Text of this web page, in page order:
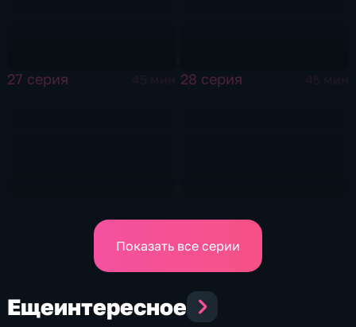
27 серия 45 мин 28 серия 45 мин
Показать все серии
Ещеинтересное